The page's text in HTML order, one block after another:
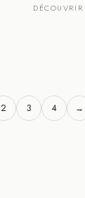
DÉCOUVRIR
2 3 4 →